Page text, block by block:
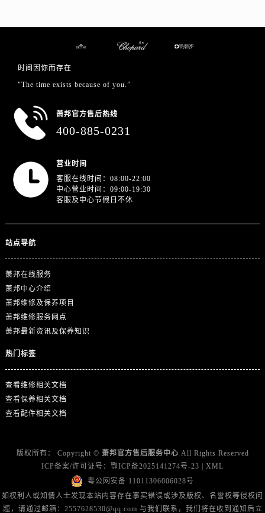
时间因你而存在
"The time exists because of you.”
萧邦官方售后热线
400-885-0231
营业时间
客服在线时间：08:00-22:00
中心营业时间：09:00-19:30
客服及中心节假日不休
站点导航
萧邦在线服务
萧邦中心介绍
萧邦维修及保养项目
萧邦维修服务网点
萧邦最新资讯及保养知识
热门标签
查看维修相关文档
查看保养相关文档
查看配件相关文档
版权所有： Copyright © 萧邦官方售后服务中心 All Rights Reserved
ICP备案/许可证号： 鄂ICP备2025141274号-23 | XML
粤公网安备 11011306006028号
如权利人或知情人士发现本站内容存在事实错误或涉及版权、名誉权等侵权问
题，请通过邮箱：2557628530@qq.com 与我们联系，我们将在收到通知后立